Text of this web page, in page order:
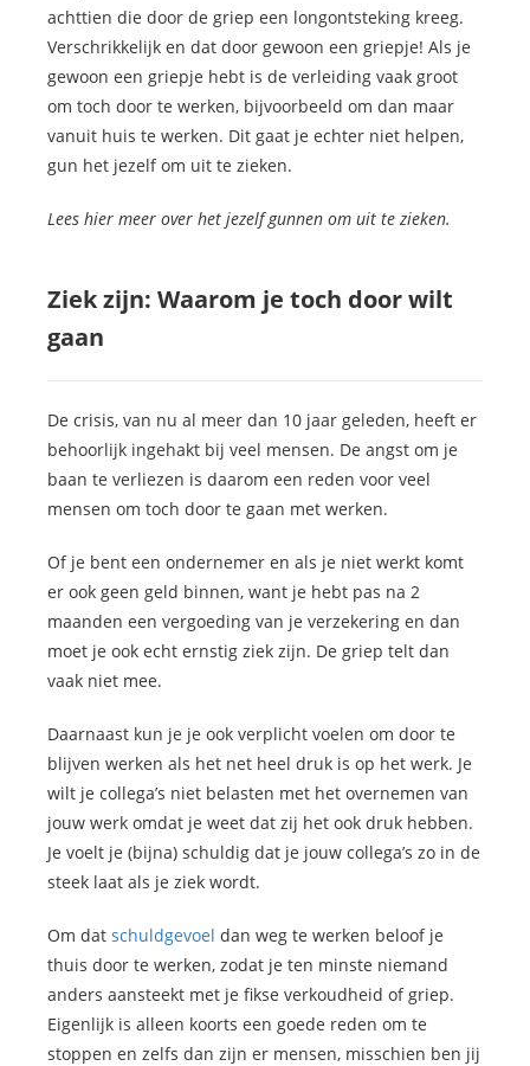
achttien die door de griep een longontsteking kreeg.
Verschrikkelijk en dat door gewoon een griepje! Als je
gewoon een griepje hebt is de verleiding vaak groot
om toch door te werken, bijvoorbeeld om dan maar
vanuit huis te werken. Dit gaat je echter niet helpen,
gun het jezelf om uit te zieken.
Lees hier meer over het jezelf gunnen om uit te zieken.
Ziek zijn: Waarom je toch door wilt
gaan
De crisis, van nu al meer dan 10 jaar geleden, heeft er
behoorlijk ingehakt bij veel mensen. De angst om je
baan te verliezen is daarom een reden voor veel
mensen om toch door te gaan met werken.
Of je bent een ondernemer en als je niet werkt komt
er ook geen geld binnen, want je hebt pas na 2
maanden een vergoeding van je verzekering en dan
moet je ook echt ernstig ziek zijn. De griep telt dan
vaak niet mee.
Daarnaast kun je je ook verplicht voelen om door te
blijven werken als het net heel druk is op het werk. Je
wilt je collega’s niet belasten met het overnemen van
jouw werk omdat je weet dat zij het ook druk hebben.
Je voelt je (bijna) schuldig dat je jouw collega’s zo in de
steek laat als je ziek wordt.
Om dat schuldgevoel dan weg te werken beloof je
thuis door te werken, zodat je ten minste niemand
anders aansteekt met je fikse verkoudheid of griep.
Eigenlijk is alleen koorts een goede reden om te
stoppen en zelfs dan zijn er mensen, misschien ben jij